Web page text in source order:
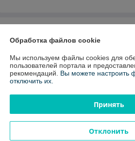
Доставка и оплата
График работы
Полная версия сайта
Обработка файлов cookie
Мы используем файлы cookies для
пользователей портала и
рекомендаций. Вы можете настроить
отключить их.
Принять
Отклонить